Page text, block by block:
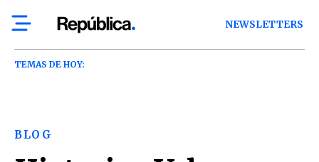
NEWSLETTERS
TEMAS DE HOY:
BLOG